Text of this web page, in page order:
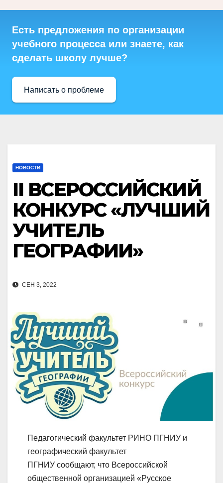
Есть предложения по организации
учебного процесса или знаете, как
сделать школу лучше?
Написать о проблеме
НОВОСТИ
II ВСЕРОССИЙСКИЙ
КОНКУРС «ЛУЧШИЙ
УЧИТЕЛЬ
ГЕОГРАФИИ»
СЕН 3, 2022
Педагогический факультет РИНО ПГНИУ и
географический факультет
ПГНИУ сообщают, что Всероссийской
общественной организацией «Русское